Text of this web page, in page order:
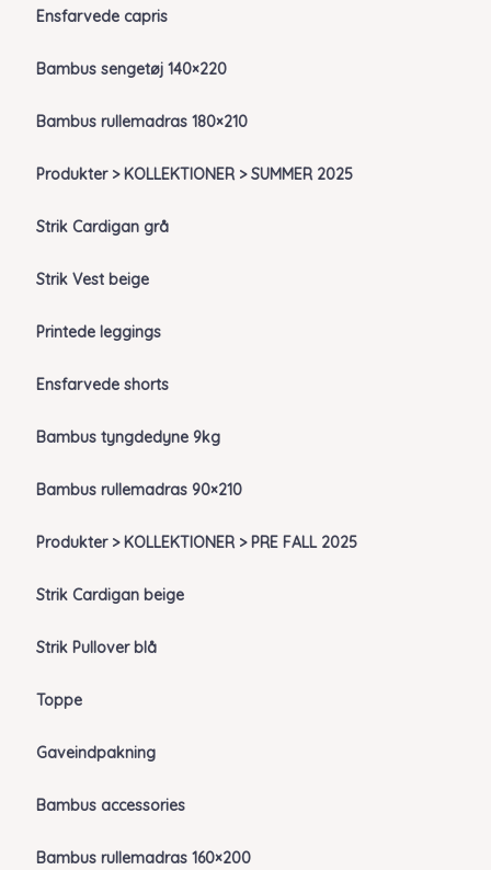
Ensfarvede capris
Bambus sengetøj 140×220
Bambus rullemadras 180×210
Produkter > KOLLEKTIONER > SUMMER 2025
Strik Cardigan grå
Strik Vest beige
Printede leggings
Ensfarvede shorts
Bambus tyngdedyne 9kg
Bambus rullemadras 90×210
Produkter > KOLLEKTIONER > PRE FALL 2025
Strik Cardigan beige
Strik Pullover blå
Toppe
Gaveindpakning
Bambus accessories
Bambus rullemadras 160×200